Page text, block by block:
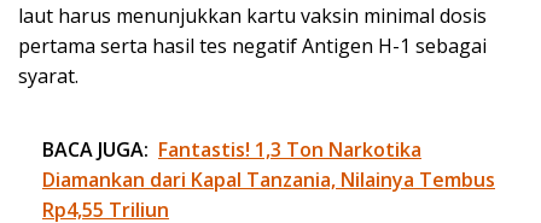
laut harus menunjukkan kartu vaksin minimal dosis
pertama serta hasil tes negatif Antigen H-1 sebagai
syarat.
BACA JUGA: Fantastis! 1,3 Ton Narkotika
Diamankan dari Kapal Tanzania, Nilainya Tembus
Rp4,55 Triliun